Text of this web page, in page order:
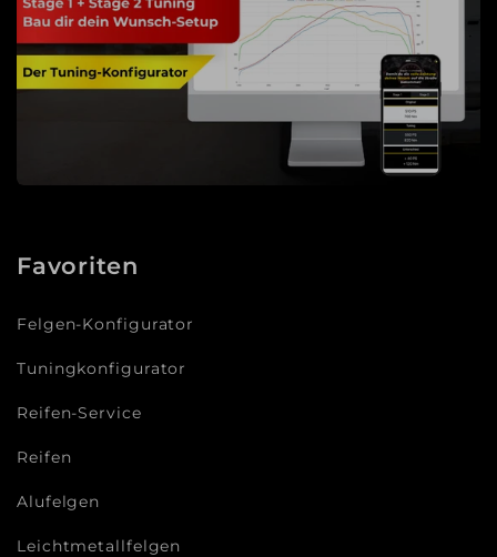
Favoriten
Felgen-Konfigurator
Tuningkonfigurator
Reifen-Service
Reifen
Alufelgen
Leichtmetallfelgen